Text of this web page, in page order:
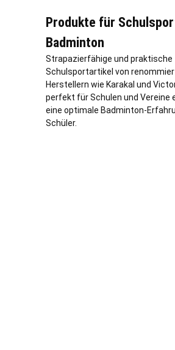
Produkte für
Badminton
Strapazierfähige und praktische
Schulsportartikel von
Herstellern wie Karakal und
perfekt für Schulen und Vereine
eine optimale Badminton-
Schüler.